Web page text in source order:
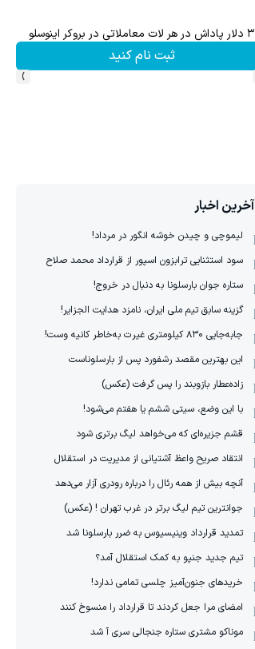
۳ دلار پاداش در هر لات معاملاتی در بروکر اینوسلو
ثبت نام کنید
›
آخرین اخبار
لیموچی و چیدن خوشه انگور در مرداد!
سود استثنایی ترابزون اسپور از قرارداد محمد صلاح
ستاره جوان بارسلونا به دنبال در خروج!
گزینه سابق تیم ملی ایران، نامزد هدایت الجزایر!
جابه‌جایی ۸۳۰ کیلومتری غیرت به‌خاطر کانیه وست!
این بهترین مقصد رشفورد پس از بارسلوناست
زاده‌عطار بازوبند را پس گرفت (عکس)
با این وضع، سیتی ششم یا هفتم می‌شود!
قشم جزیره‌ای که می‌خواهد لیگ برتری شود
انتقاد صریح واعظ آشتیانی از مدیریت در استقلال
آنچه بیش از همه رئال را درباره رودری آزار می‌دهد
جوانترین تیم لیگ برتر در غرب تهران ! (عکس)
تمدید قرارداد وینیسیوس به ضرر بارسلونا شد
تیم جدید جنپو به کمک استقلال آمد؟
خریدهای جنون‌آمیز چلسی تمامی ندارد!
امضای مرا جعل کردند تا قرارداد را منسوخ کنند
موناکو مشتری ستاره جنجالی سری آ شد